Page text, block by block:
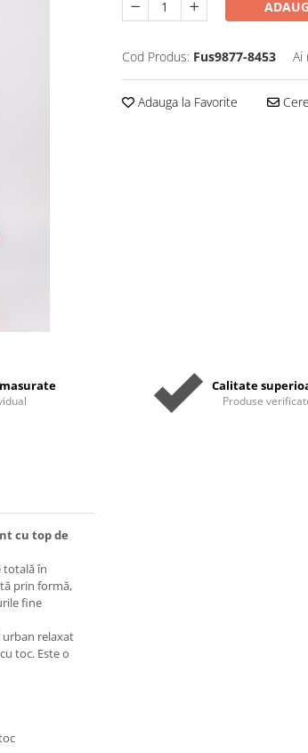
Cod Produs: Fus9877-8453 Ai
Adauga la Favorite
Calitate
Produse
cu top de
totală în
prin formă,
fine
urban relaxat
toc. Este o